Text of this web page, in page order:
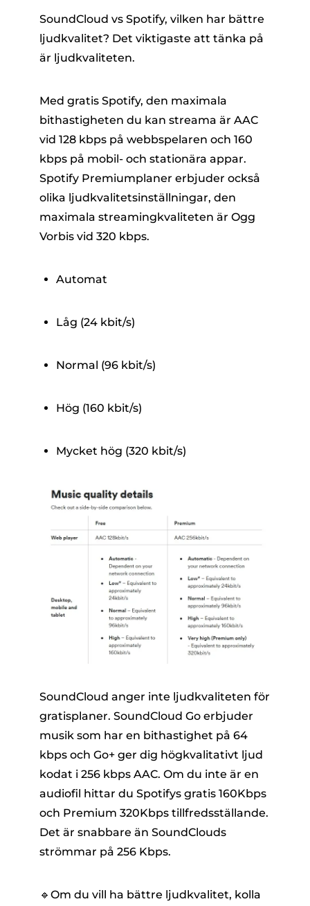
SoundCloud vs Spotify, vilken har bättre
ljudkvalitet? Det viktigaste att tänka på
är ljudkvaliteten.
Med gratis Spotify, den maximala
bithastigheten du kan streama är AAC
vid 128 kbps på webbspelaren och 160
kbps på mobil- och stationära appar.
Spotify Premiumplaner erbjuder också
olika ljudkvalitetsinställningar, den
maximala streamingkvaliteten är Ogg
Vorbis vid 320 kbps.
Automat
Låg (24 kbit/s)
Normal (96 kbit/s)
Hög (160 kbit/s)
Mycket hög (320 kbit/s)
SoundCloud anger inte ljudkvaliteten för
gratisplaner. SoundCloud Go erbjuder
musik som har en bithastighet på 64
kbps och Go+ ger dig högkvalitativt ljud
kodat i 256 kbps AAC. Om du inte är en
audiofil hittar du Spotifys gratis 160Kbps
och Premium 320Kbps tillfredsställande.
Det är snabbare än SoundClouds
strömmar på 256 Kbps.
🔹Om du vill ha bättre ljudkvalitet, kolla